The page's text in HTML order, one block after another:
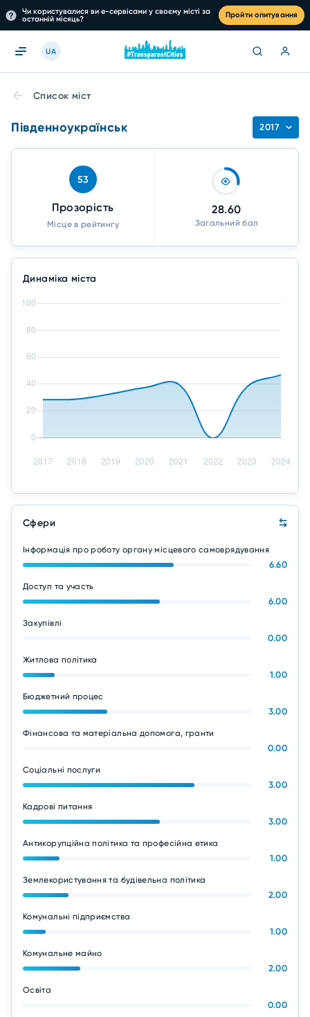
Чи користувалися ви е-сервісами у своєму місті за
останній місяць?
Пройти опитування
UA
Список міст
Південноукраїнськ 2017
53
Прозорість
Місце в рейтингу
28.60
Загальний бал
Динаміка міста
Сфери
Інформація про роботу органу місцевого самоврядування
6.60
Доступ та участь
6.00
Закупівлі
0.00
Житлова політика
1.00
Бюджетний процес
3.00
Фінансова та матеріальна допомога, гранти
0.00
Соціальні послуги
3.00
Кадрові питання
3.00
Антикорупційна політика та професійна етика
1.00
Землекористування та будівельна політика
2.00
Комунальні підприємства
1.00
Комунальне майно
2.00
Освіта
0.00